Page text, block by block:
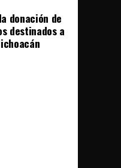
donación de
destinados a